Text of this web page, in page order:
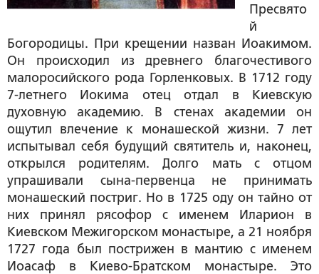
Пресвято
й
Богородицы. При крещении назван Иоакимом.
Он происходил из древнего благочестивого
малоросийского рода Горленковых. В 1712 году
7-летнего Иокима отец отдал в Киевскую
духовную академию. В стенах академии он
ощутил влечение к монашеской жизни. 7 лет
испытывал себя будущий святитель и, наконец,
открылся родителям. Долго мать с отцом
упрашивали сына-первенца не принимать
монашеский постриг. Но в 1725 оду он тайно от
них принял рясофор с именем Иларион в
Киевском Межигорском монастыре, а 21 ноября
1727 года был пострижен в мантию с именем
Иоасаф в Киево-Братском монастыре. Это